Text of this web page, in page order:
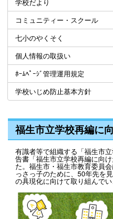
学校だより
コミュニティー・スクール
七小のやくそく
個人情報の取扱い
ﾎｰﾑﾍﾟｰｼﾞ管理運用規定
学校いじめ防止基本方針
福生市立学校再編に
有識者等で組織する「福生市
告書「福生市立学校再編に向
た。福生市・福生市教育委員
っさっ子のために、50年先を
の具現化に向けて取り組んで